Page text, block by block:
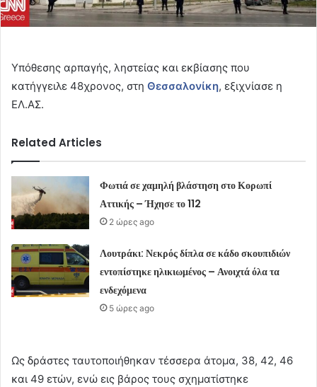
Υπόθεσης αρπαγής, ληστείας και εκβίασης που
κατήγγειλε 48χρονος, στη Θεσσαλονίκη, εξιχνίασε η
ΕΛ.ΑΣ.
Related Articles
Φωτιά σε χαμηλή βλάστηση στο Κορωπί
Αττικής – Ήχησε το 112
2 ώρες ago
Λουτράκι: Νεκρός δίπλα σε κάδο σκουπιδιών
εντοπίστηκε ηλικιωμένος – Ανοιχτά όλα τα
ενδεχόμενα
5 ώρες ago
Ως δράστες ταυτοποιήθηκαν τέσσερα άτομα, 38, 42, 46
και 49 ετών, ενώ εις βάρος τους σχηματίστηκε